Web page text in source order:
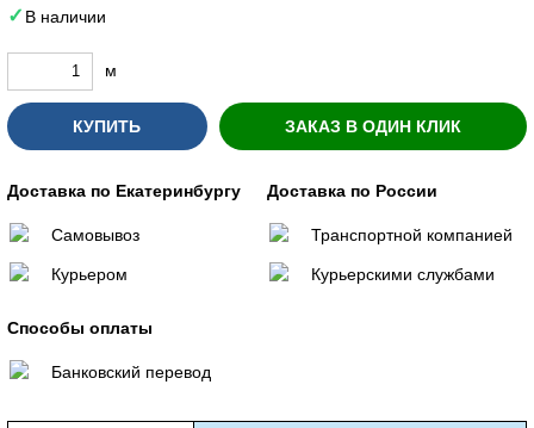
В наличии
м
КУПИТЬ ЗАКАЗ В ОДИН КЛИК
Доставка по Екатеринбургу
Самовывоз
Курьером
Доставка по России
Транспортной компанией
Курьерскими службами
Способы оплаты
Банковский перевод